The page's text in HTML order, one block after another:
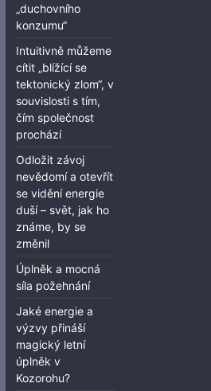
„duchovního
konzumu“
Intuitivně můžeme
cítit „blížící se
tektonický zlom“, v
souvislosti s tím,
čím společnost
prochází
Odložit závoj
nevědomí a otevřít
se vidění energie
duší – svět, jak ho
známe, by se
změnil
Úplněk a mocná
síla požehnání
Jaké energie a
výzvy přináší
magický letní
úplněk v
Kozorohu?